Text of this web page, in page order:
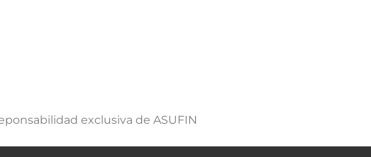
exclusiva de ASUFIN